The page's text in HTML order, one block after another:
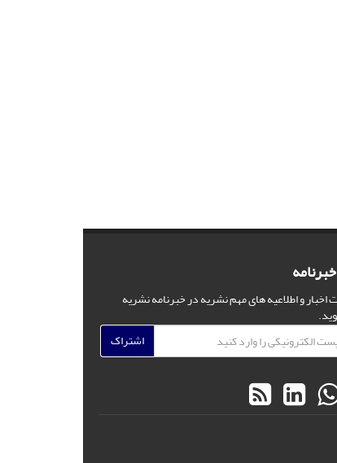
اخبار و اطلاعیه های مهم نشریه در خبرنامه نشریه
اشتراک